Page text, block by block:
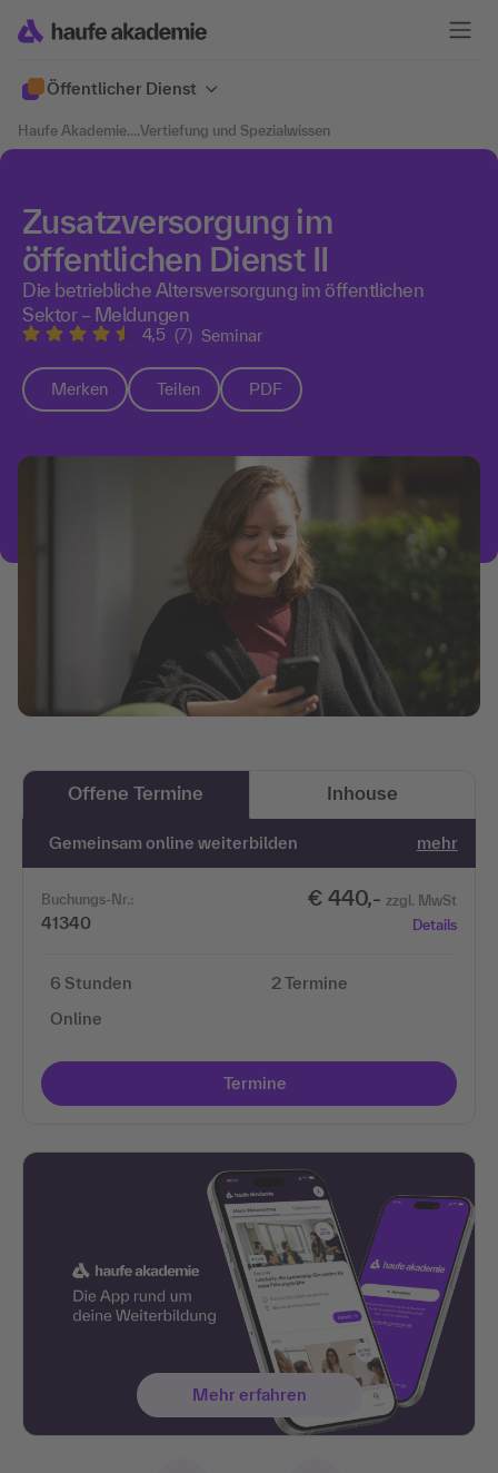
Öffentlicher Dienst
Haufe Akademie....Vertiefung und Spezialwissen
Zusatzversorgung im
öffentlichen Dienst II
Die betriebliche Altersversorgung im öffentlichen
Sektor – Meldungen
4,5 (7) Seminar
Merken Teilen PDF
Offene Termine Inhouse
Gemeinsam online weiterbilden mehr
Buchungs-Nr.:
41340
€ 440,- zzgl. MwSt
Details
6 Stunden
Online
2 Termine
Termine
Mehr erfahren